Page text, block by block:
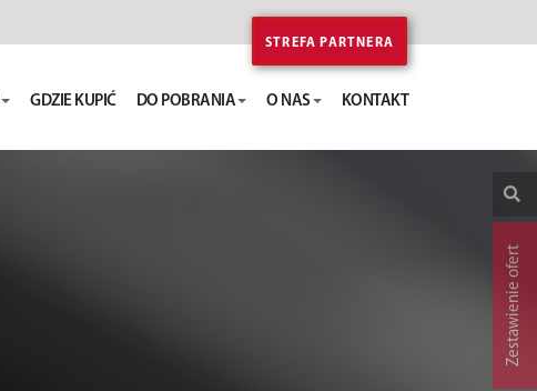
STREFA PARTNERA
GDZIE KUPIĆ DO POBRANIA O NAS KONTAKT
Zestawienie ofert